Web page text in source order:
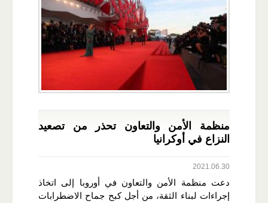
منظمة الأمن والتعاون تحذر من تصعيد
النزاع في أوكرانيا
2021.06.30
دعت منظمة الأمن والتعاون في أوروبا إلى اتخاذ
إجراءات لبناء الثقة، من أجل كبح جماح الاضطرابات